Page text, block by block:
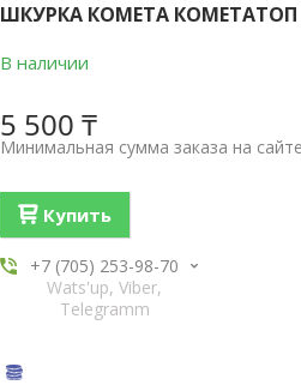
ШКУРКА КОМЕТА
В наличии
5 500 ₸
Минимальная сумма заказа на
Купить
+7 (705) 253-98-70
Wats'up, Viber,
Telegramm